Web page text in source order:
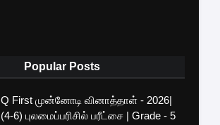
Popular Posts
Q First முன்னோடி வினாத்தாள் - 2026|
(4-6) புலமைப்பரிசில் பரீட்சை | Grade - 5